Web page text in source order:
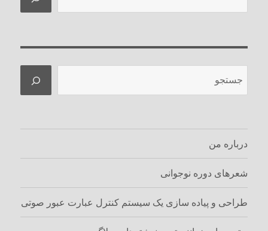
درباره من
شعرهای دوره نوجوانی
طراحی و پیاده سازی یک سیستم کنترل عبارت عبور صوتی